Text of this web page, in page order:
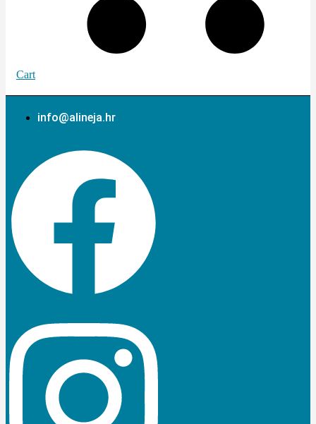
Cart
info@alineja.hr